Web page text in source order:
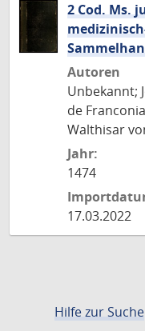
2 Cod. Ms.
Autoren
Unbekannt;
de
Walthisar
Jahr:
1474
17.03.2022
Hilfe zur Suche